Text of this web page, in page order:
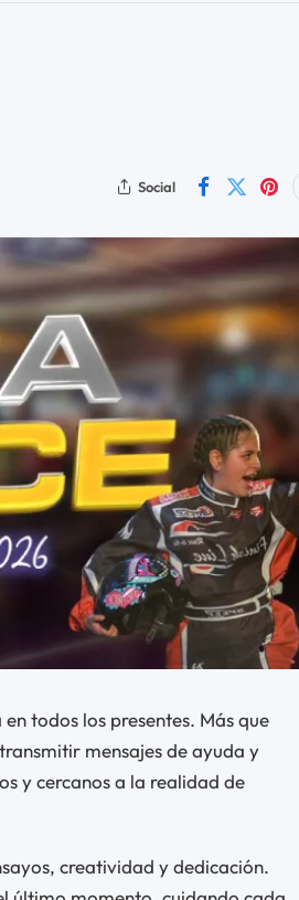
Social
todos los presentes. Más que
mensajes de ayuda y
y cercanos a la realidad de
creatividad y dedicación.